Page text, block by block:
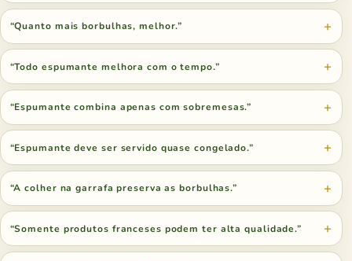
“Quanto mais borbulhas, melhor.”
“Todo espumante melhora com o tempo.”
“Espumante combina apenas com sobremesas.”
“Espumante deve ser servido quase congelado.”
“A colher na garrafa preserva as borbulhas.”
“Somente produtos franceses podem ter alta qualidade.”